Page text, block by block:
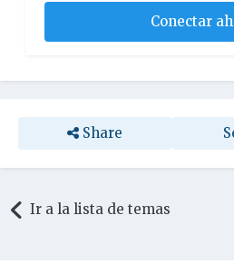
Conectar
Share
Ir a la lista de temas